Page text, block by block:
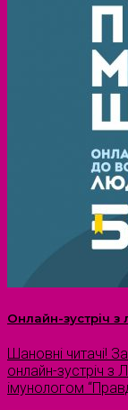
Онлайн-зустріч з
Шановні читачі!
онлайн-зустріч
імунологом